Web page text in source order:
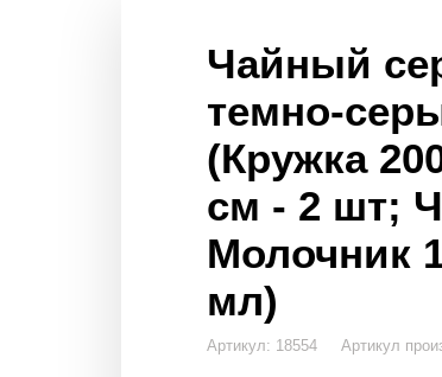
Чайный
темно-
(Кружка
см - 2 шт;
Молочник
мл)
Артикул: 18554 Артикул